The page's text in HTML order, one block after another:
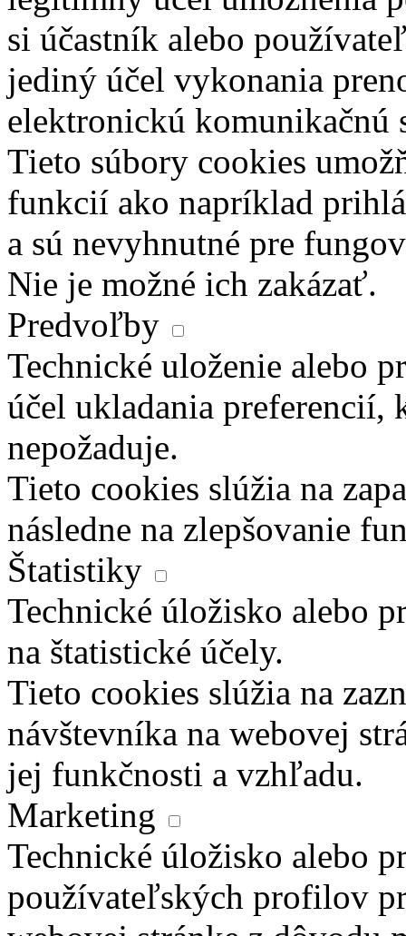
si účastník alebo
jediný účel vykonania
elektronickú komunikačnú
Tieto súbory cookies
funkcií ako napríklad
a sú nevyhnutné pre
Nie je možné ich zakázať.
Predvoľby
Technické uloženie alebo
účel ukladania preferencií,
nepožaduje.
Tieto cookies slúžia na
následne na zlepšovanie
Štatistiky
Technické úložisko alebo
na štatistické účely.
Tieto cookies slúžia na
návštevníka na webovej
jej funkčnosti a vzhľadu.
Marketing
Technické úložisko alebo
používateľských profilov